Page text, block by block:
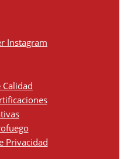
Instagram
Privacidad